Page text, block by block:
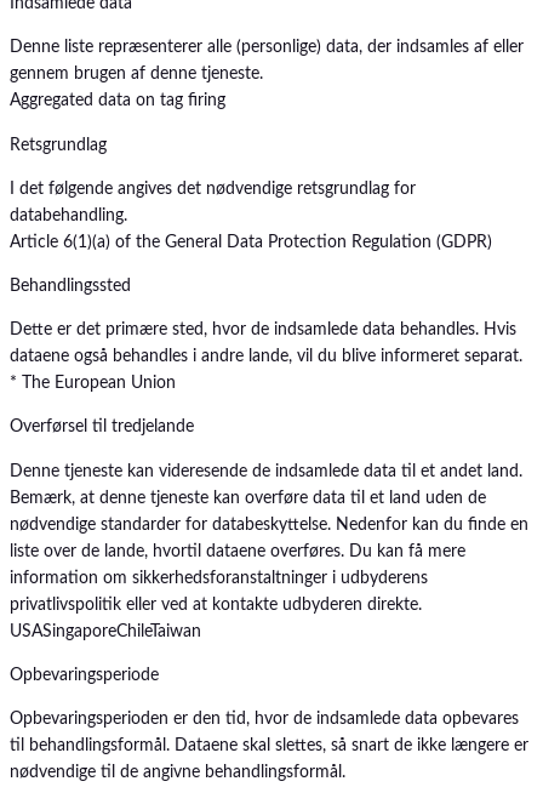
Indsamlede data
Denne liste repræsenterer alle (personlige) data, der indsamles af eller
gennem brugen af denne tjeneste.
Aggregated data on tag firing
Retsgrundlag
I det følgende angives det nødvendige retsgrundlag for
databehandling.
Article 6(1)(a) of the General Data Protection Regulation (GDPR)
Behandlingssted
Dette er det primære sted, hvor de indsamlede data behandles. Hvis
dataene også behandles i andre lande, vil du blive informeret separat.
* The European Union
Overførsel til tredjelande
Denne tjeneste kan videresende de indsamlede data til et andet land.
Bemærk, at denne tjeneste kan overføre data til et land uden de
nødvendige standarder for databeskyttelse. Nedenfor kan du finde en
liste over de lande, hvortil dataene overføres. Du kan få mere
information om sikkerhedsforanstaltninger i udbyderens
privatlivspolitik eller ved at kontakte udbyderen direkte.
USASingaporeChileTaiwan
Opbevaringsperiode
Opbevaringsperioden er den tid, hvor de indsamlede data opbevares
til behandlingsformål. Dataene skal slettes, så snart de ikke længere er
nødvendige til de angivne behandlingsformål.